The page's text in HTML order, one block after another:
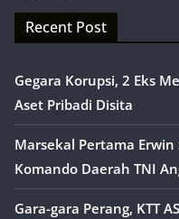
Recent Post
Gegara Korupsi, 2 Eks
Aset Pribadi Disita
Marsekal Pertama Erwin
Komando Daerah TNI
Gara-gara Perang, KTT